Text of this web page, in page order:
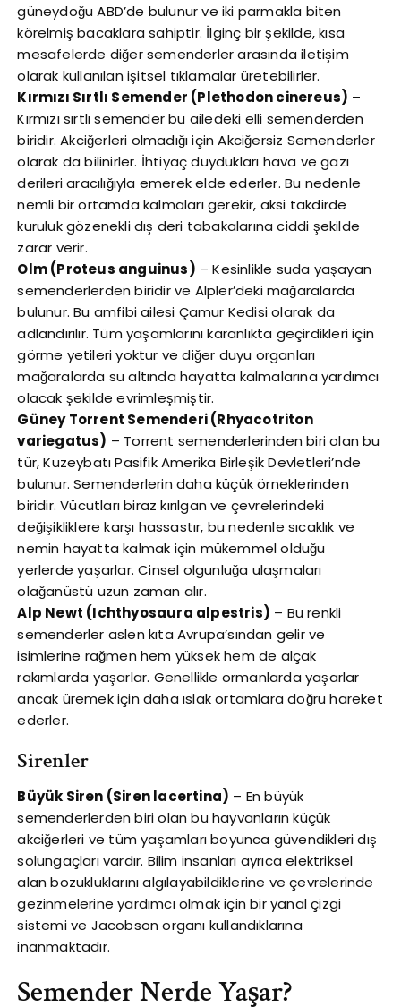
güneydoğu ABD’de bulunur ve iki parmakla biten
körelmiş bacaklara sahiptir. İlginç bir şekilde, kısa
mesafelerde diğer semenderler arasında iletişim
olarak kullanılan işitsel tıklamalar üretebilirler.
Kırmızı Sırtlı Semender (Plethodon cinereus) –
Kırmızı sırtlı semender bu ailedeki elli semenderden
biridir. Akciğerleri olmadığı için Akciğersiz Semenderler
olarak da bilinirler. İhtiyaç duydukları hava ve gazı
derileri aracılığıyla emerek elde ederler. Bu nedenle
nemli bir ortamda kalmaları gerekir, aksi takdirde
kuruluk gözenekli dış deri tabakalarına ciddi şekilde
zarar verir.
Olm (Proteus anguinus) – Kesinlikle suda yaşayan
semenderlerden biridir ve Alpler’deki mağaralarda
bulunur. Bu amfibi ailesi Çamur Kedisi olarak da
adlandırılır. Tüm yaşamlarını karanlıkta geçirdikleri için
görme yetileri yoktur ve diğer duyu organları
mağaralarda su altında hayatta kalmalarına yardımcı
olacak şekilde evrimleşmiştir.
Güney Torrent Semenderi (Rhyacotriton
variegatus) – Torrent semenderlerinden biri olan bu
tür, Kuzeybatı Pasifik Amerika Birleşik Devletleri’nde
bulunur. Semenderlerin daha küçük örneklerinden
biridir. Vücutları biraz kırılgan ve çevrelerindeki
değişikliklere karşı hassastır, bu nedenle sıcaklık ve
nemin hayatta kalmak için mükemmel olduğu
yerlerde yaşarlar. Cinsel olgunluğa ulaşmaları
olağanüstü uzun zaman alır.
Alp Newt (Ichthyosaura alpestris) – Bu renkli
semenderler aslen kıta Avrupa’sından gelir ve
isimlerine rağmen hem yüksek hem de alçak
rakımlarda yaşarlar. Genellikle ormanlarda yaşarlar
ancak üremek için daha ıslak ortamlara doğru hareket
ederler.
Sirenler
Büyük Siren (Siren lacertina) – En büyük
semenderlerden biri olan bu hayvanların küçük
akciğerleri ve tüm yaşamları boyunca güvendikleri dış
solungaçları vardır. Bilim insanları ayrıca elektriksel
alan bozukluklarını algılayabildiklerine ve çevrelerinde
gezinmelerine yardımcı olmak için bir yanal çizgi
sistemi ve Jacobson organı kullandıklarına
inanmaktadır.
Semender Nerde Yaşar?